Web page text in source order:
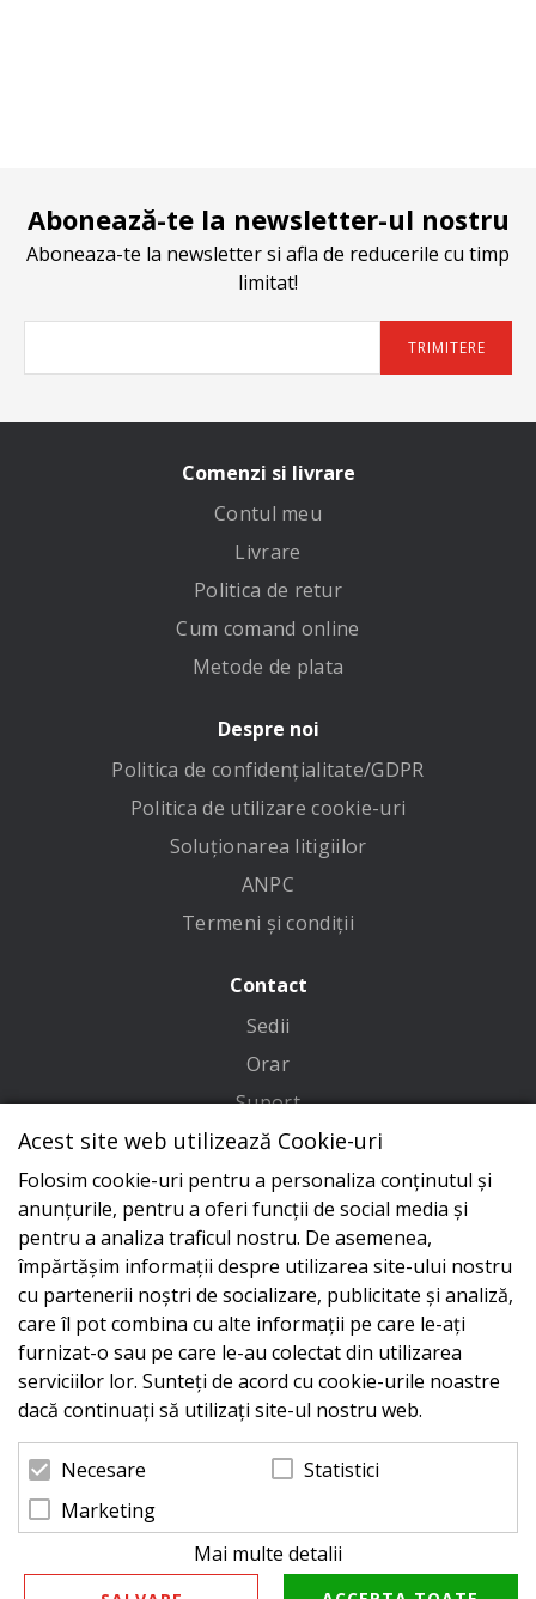
Abonează-te la newsletter-ul nostru
Aboneaza-te la newsletter si afla de reducerile cu timp
limitat!
TRIMITERE
© 2026 Zeus Service case de marcat fiscale. Powered
Comenzi si livrare
Contul meu
Livrare
Politica de retur
Cum comand online
Metode de plata
Despre noi
Politica de confidenţialitate/GDPR
Politica de utilizare cookie-uri
Soluționarea litigiilor
ANPC
Termeni și condiții
Contact
Sedii
Orar
Suport
Adresa
Conecteaza-te cu noi
Acest site web utilizează Cookie-uri
Folosim cookie-uri pentru a personaliza conținutul și
anunțurile, pentru a oferi funcții de social media și
pentru a analiza traficul nostru. De asemenea,
împărtășim informații despre utilizarea site-ului nostru
cu partenerii noștri de socializare, publicitate și analiză,
care îl pot combina cu alte informații pe care le-ați
furnizat-o sau pe care le-au colectat din utilizarea
serviciilor lor. Sunteți de acord cu cookie-urile noastre
dacă continuați să utilizați site-ul nostru web.
Necesare
Statistici
Marketing
Mai multe detalii